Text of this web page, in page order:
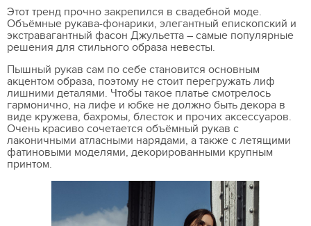
Этот тренд прочно закрепился в свадебной моде.
Объёмные рукава-фонарики, элегантный епископский и
экстравагантный фасон Джульетта – самые популярные
решения для стильного образа невесты.
Пышный рукав сам по себе становится основным
акцентом образа, поэтому не стоит перегружать лиф
лишними деталями. Чтобы такое платье смотрелось
гармонично, на лифе и юбке не должно быть декора в
виде кружева, бахромы, блесток и прочих аксессуаров.
Очень красиво сочетается объёмный рукав с
лаконичными атласными нарядами, а также с летящими
фатиновыми моделями, декорированными крупным
принтом.